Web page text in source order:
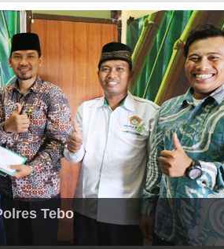
SP Terima Audiensi LDII Guna
LDII Tebo